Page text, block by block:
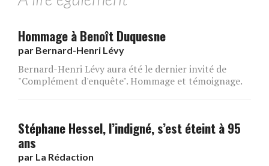
Hommage à Benoît Duquesne
par Bernard-Henri Lévy
Bernard-Henri Lévy aura été le dernier invité de
"Complément d'enquête". Hommage et témoignage.
Stéphane Hessel, l’indigné, s’est éteint à 95
ans
par La Rédaction